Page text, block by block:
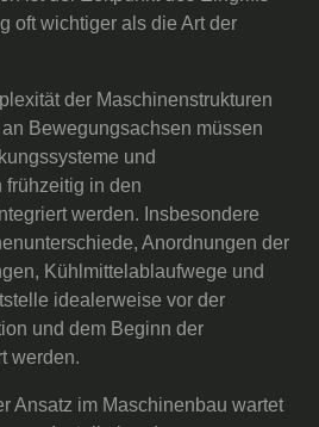
oft wichtiger als die Art der
der Maschinenstrukturen
Bewegungsachsen müssen
und
frühzeitig in den
werden. Insbesondere
Anordnungen der
Kühlmittelablaufwege und
idealerweise vor der
und dem Beginn der
werden.
Ansatz im Maschinenbau wartet